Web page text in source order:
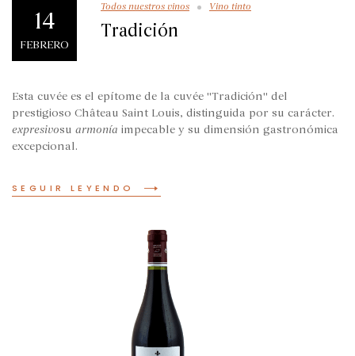
14
FEBRERO
Todos nuestros vinos Vino tinto
Tradición
Esta cuvée es el epítome de la cuvée "Tradición" del
prestigioso Château Saint Louis, distinguida por su carácter.
expresivosu armonía impecable y su dimensión gastronómica
excepcional.
SEGUIR LEYENDO